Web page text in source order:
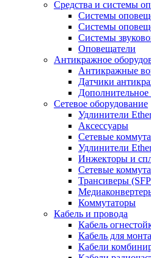
Средства и системы
Системы
Системы
Системы
Оповещатели
Антикражное
Антикражные
Датчики
Сетевое оборудование
Удлинители
Аксессуары
Сетевые
Удлинители
Инжекторы и
Сетевые
Трансиверы
Коммутаторы
Кабель и провода
Кабель
Кабель для
Кабели